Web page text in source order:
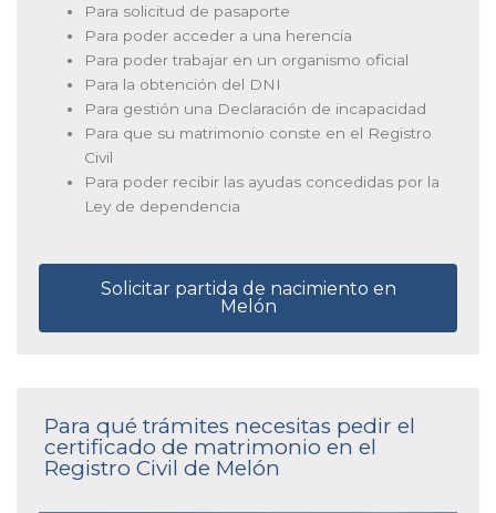
Para solicitud de pasaporte
Para poder acceder a una herencia
Para poder trabajar en un organismo oficial
Para la obtención del DNI
Para gestión una Declaración de incapacidad
Para que su matrimonio conste en el Registro
Civil
Para poder recibir las ayudas concedidas por la
Ley de dependencia
Solicitar partida de nacimiento en
Melón
Para qué trámites necesitas pedir el
certificado de matrimonio en el
Registro Civil de Melón